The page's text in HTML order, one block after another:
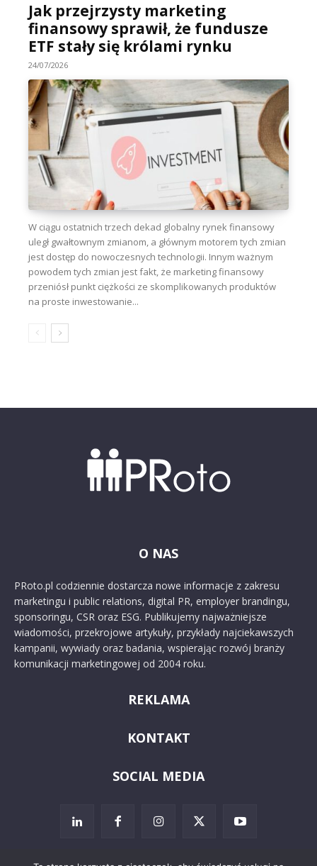
Jak przejrzysty marketing
finansowy sprawił, że fundusze
ETF stały się królami rynku
24/07/2026
W ciągu ostatnich trzech dekad globalny rynek finansowy
uległ gwałtownym zmianom, a głównym motorem tych zmian
jest dostęp do nowoczesnych technologii. Innym ważnym
powodem tych zmian jest fakt, że marketing finansowy
przeniósł punkt ciężkości ze skomplikowanych produktów
na proste inwestowanie...
O NAS
PRoto.pl codziennie dostarcza nowe informacje z zakresu
marketingu i public relations, digital PR, employer brandingu,
sponsoringu, CSR oraz ESG. Publikujemy najważniejsze
wiadomości, przekrojowe artykuły, przykłady najciekawszych
kampanii, wywiady oraz badania, wspierając rozwój branży
komunikacji marketingowej od 2004 roku.
REKLAMA
KONTAKT
SOCIAL MEDIA